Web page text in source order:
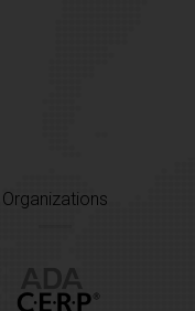
Organizations